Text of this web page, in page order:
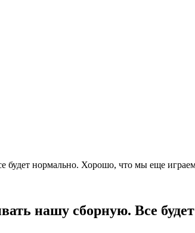
будет нормально. Хорошо, что мы еще
нашу сборную. Все